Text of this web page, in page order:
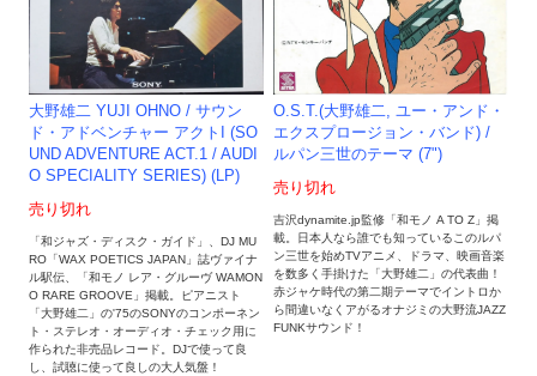
大野雄二 YUJI OHNO ‎/ サウン
ド・アドベンチャー アクトI (SO
UND ADVENTURE ACT.1 / AUDI
O SPECIALITY SERIES) (LP)
売り切れ
「和ジャズ・ディスク・ガイド」、DJ MU
RO「WAX POETICS JAPAN」誌ヴァイナ
ル駅伝、「和モノ レア・グルーヴ WAMON
O RARE GROOVE」掲載。ピアニスト
「大野雄二」の'75のSONYのコンポーネン
ト・ステレオ・オーディオ・チェック用に
作られた非売品レコード。DJで使って良
し、試聴に使って良しの大人気盤！
O.S.T.(大野雄二, ユー・アンド・
エクスプロージョン・バンド) /
ルパン三世のテーマ (7")
売り切れ
吉沢dynamite.jp監修「和モノ A TO Z」掲
載。日本人なら誰でも知っているこのルパ
ン三世を始めTVアニメ、ドラマ、映画音楽
を数多く手掛けた「大野雄二」の代表曲！
赤ジャケ時代の第二期テーマでイントロか
ら間違いなくアがるオナジミの大野流JAZZ
FUNKサウンド！